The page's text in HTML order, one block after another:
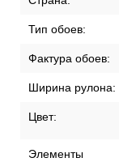
Тип обоев:
Фактура обоев:
Ширина рулона:
Цвет:
Элементы